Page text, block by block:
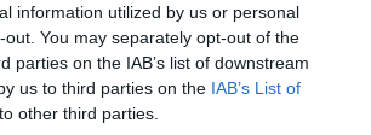
information utilized by us or personal
You may separately opt-out of the
parties on the IAB’s list of downstream
us to third parties on the IAB’s List of
other third parties.